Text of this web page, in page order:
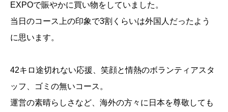
EXPOで賑やかに買い物をしていました。
当日のコース上の印象で3割くらいは外国人だったよう
に思います。
42キロ途切れない応援、笑顔と情熱のボランティアスタ
ッフ、ゴミの無いコース。
運営の素晴らしさなど、海外の方々に日本を尊敬しても